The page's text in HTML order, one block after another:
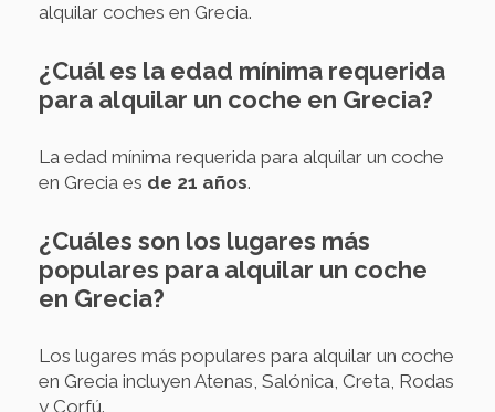
alquilar coches en Grecia.
¿Cuál es la edad mínima requerida
para alquilar un coche en Grecia?
La edad mínima requerida para alquilar un coche
en Grecia es de 21 años.
¿Cuáles son los lugares más
populares para alquilar un coche
en Grecia?
Los lugares más populares para alquilar un coche
en Grecia incluyen Atenas, Salónica, Creta, Rodas
y Corfú.